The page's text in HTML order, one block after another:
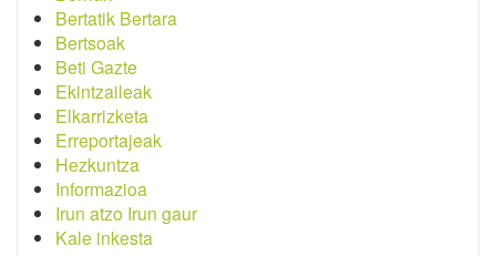
Bertatik Bertara
Bertsoak
Beti Gazte
Ekintzaileak
Elkarrizketa
Erreportajeak
Hezkuntza
Informazioa
Irun atzo Irun gaur
Kale inkesta